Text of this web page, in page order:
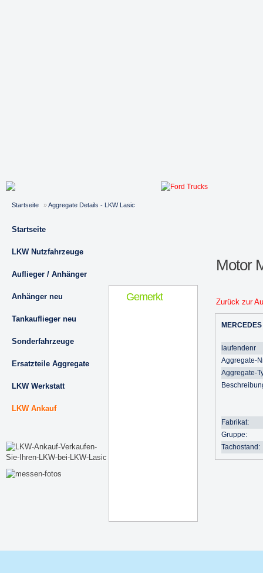
Startseite »Aggregate Details - LKW Lasic
Startseite
LKW Nutzfahrzeuge
Auflieger / Anhänger
Anhänger neu
Tankauflieger neu
Sonderfahrzeuge
Ersatzteile Aggregate
LKW Werkstatt
LKW Ankauf
Motor
Gemerkt Zurück zur
MERCEDES
laufendenr
Aggregate-
Aggregate-
Fabrikat:
Gruppe:
Tachostand: